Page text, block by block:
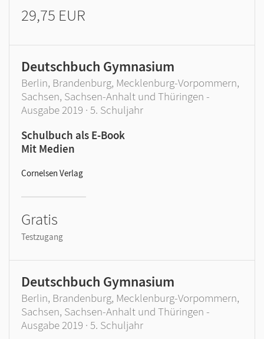
29,75 EUR
Deutschbuch Gymnasium
Berlin, Brandenburg, Mecklenburg-Vorpommern,
Sachsen, Sachsen-Anhalt und Thüringen -
Ausgabe 2019 · 5. Schuljahr
Schulbuch als E-Book
Mit Medien
Cornelsen Verlag
Gratis
Testzugang
Deutschbuch Gymnasium
Berlin, Brandenburg, Mecklenburg-Vorpommern,
Sachsen, Sachsen-Anhalt und Thüringen -
Ausgabe 2019 · 5. Schuljahr